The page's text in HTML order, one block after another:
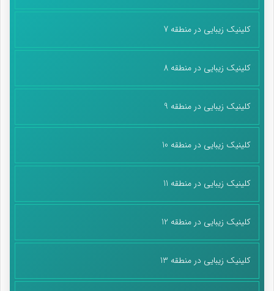
وضعیت موجود راضی نیستیم. اکنون هم مواردی از این اسناد موجود
هست اما کافی نیست.
اسناد لانه جاسوسی هست، ولی کفایت نمی‌کند و اثربخشی کافی را
ندارد. امسال سه یا چهار پروژه را پیگیری می‌کنیم تا به اسناد لانه
جاسوسی بیشتر پرداخته شود.
کتاب تحلیل فرهنگی پایه دوازدهم
کلینیک زیبایی در منطقه 7
کلینیک زیبایی در منطقه 8
کلینیک زیبایی در منطقه 9
کلینیک زیبایی در منطقه 10
کلینیک زیبایی در منطقه 11
کلینیک زیبایی در منطقه 12
کلینیک زیبایی در منطقه 13